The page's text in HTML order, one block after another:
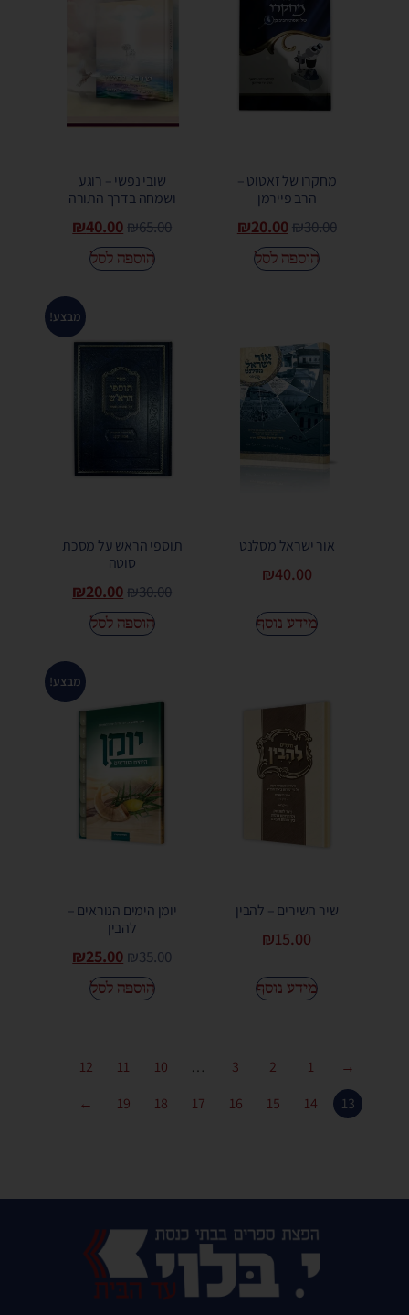
מחקרו של זאטוט –
הרב פיירמן
₪30.00
₪20.00
הוספה לסל
שובי נפשי – רוגע
ושמחה בדרך התורה
₪65.00
₪40.00
הוספה לסל
אור ישראל מסלנט
₪40.00
מידע נוסף
מבצע!
תוספי הראש על מסכת
סוטה
₪30.00
₪20.00
הוספה לסל
שיר השירים – להבין
₪15.00
מידע נוסף
מבצע!
יומן הימים הנוראים –
להבין
₪35.00
₪25.00
הוספה לסל
→
1
2
3
…
10
11
12
13
14
15
16
17
18
19
←